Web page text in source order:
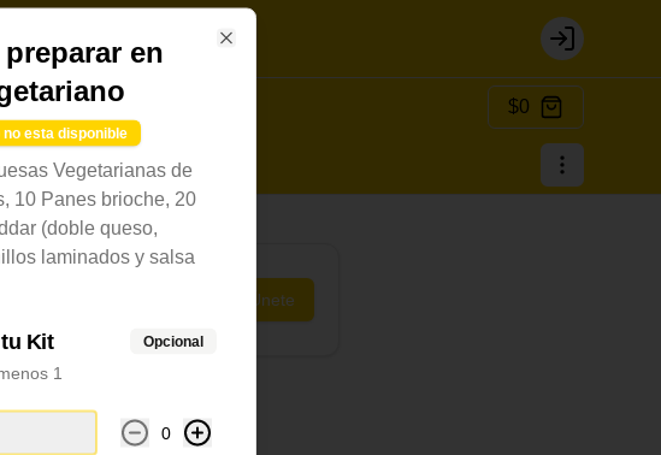
Login
$0
Únete
en
esta disponible
Vegetarianas de
10 Panes brioche, 20
(doble queso,
laminados y salsa
Kit Opcional
1
0